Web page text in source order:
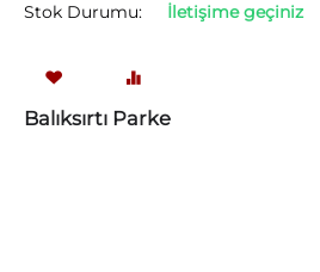
Stok Durumu:
İletişime geçiniz
Balıksırtı Parke